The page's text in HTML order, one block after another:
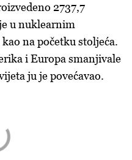
2737,7
u nuklearnim
na početku stoljeća.
i Europa smanjivale
ju je povećavao.